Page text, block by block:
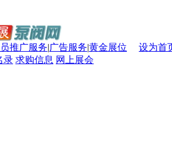
推广服务|广告服务|黄金展位
设为首
录 求购信息 网上展会